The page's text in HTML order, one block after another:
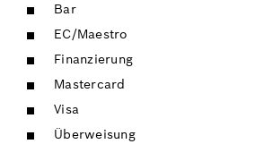
Bar
EC/Maestro
Finanzierung
Mastercard
Visa
Überweisung